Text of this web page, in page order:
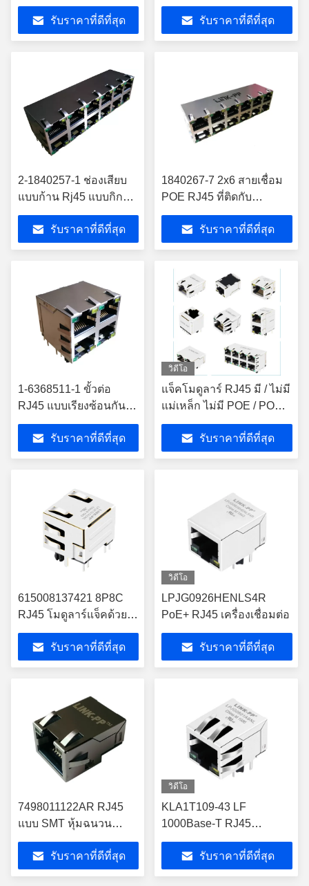
1000Base-T Magnetic
1840257-6รับราคาที่ดีที่สุด
LPJE4713AHNL
รับราคาที่ดีที่สุด
2-1840257-1 ช่องเสียบ
แบบก้าน Rj45 แบบกิกะ
บิต 2x6 โล่ W / LED 2-
1840257-2รับราคาที่ดีที่สุด
1840267-7 2x6 สายเชื่อม
POE RJ45 ที่ติดกับ
ความเร็ว 1000Base-T
รับราคาที่ดีที่สุด
1-6368511-1 ขั้วต่อ
RJ45 แบบเรียงซ้อนกัน
แบบแม่เหล็ก 2X2 พอร์ต
Gigabit RJ45 9-
6368511-4
รับราคาที่ดีที่สุด
วิดีโอ
แจ็คโมดูลาร์ RJ45 มี / ไม่มี
แม่เหล็ก ไม่มี POE / POE /
POE+
รับราคาที่ดีที่สุด
615008137421 8P8C
RJ45 โมดูลาร์แจ็คด้วย
LED Cross
LPJE101AGNL
รับราคาที่ดีที่สุด
วิดีโอ
LPJG0926HENLS4R
PoE+ RJ45 เครื่องเชื่อมต่อ
รับราคาที่ดีที่สุด
7498011122AR RJ45
แบบ SMT หุ้มฉนวน
10/100Base-T WE-RJ45
-40°C–85°Cรับราคาที่ดีที่สุด
วิดีโอ
KLA1T109-43 LF
1000Base-T RJ45
Magjack Match
ATMEGA88PV-10MUR IC
รับราคาที่ดีที่สุด